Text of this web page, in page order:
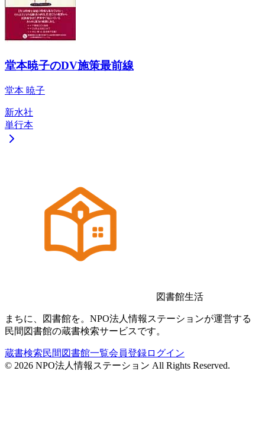
堂本暁子のDV施策最前線
堂本 暁子
新水社
単行本
図書館生活
まちに、図書館を。NPO法人情報ステーションが運営する
民間図書館の蔵書検索サービスです。
蔵書検索民間図書館一覧会員登録ログイン
© 2026 NPO法人情報ステーション All Rights Reserved.